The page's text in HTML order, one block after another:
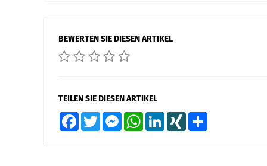
BEWERTEN SIE DIESEN ARTIKEL
TEILEN SIE DIESEN ARTIKEL
FacebookTwitter MessengerWhatsAppLinkedInXING